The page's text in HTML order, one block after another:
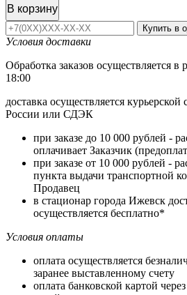
В корзину
Купить в
Условия доставки
Обработка заказов осуществляется в
18:00
доставка осуществляется
России или СДЭК
при заказе до 10 000 рублей -
оплачивает Заказчик
при заказе от 10 000 рублей -
пункта выдачи транспортной
Продавец
в стационар города Ижевск
осуществляется бесплатно*
Условия оплаты
оплата осуществляется
заранее выставленному счету
оплата банковской картой